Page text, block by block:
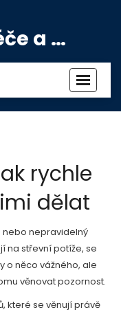
Kosmetické Péče a Výživové Doplňky
rychle
dělat
nebo nepravidelný
na střevní potíže, se
o něco vážného, ale
věnovat pozornost.
které se věnují právě